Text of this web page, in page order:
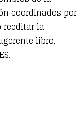
coordinados por
reeditar la
libro,